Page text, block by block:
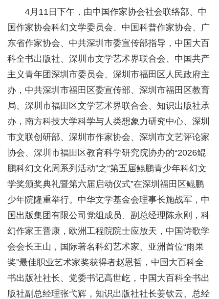
4月11日下午，由中国作家协会社会联络部、中
国作家协会科幻文学委员会、中国科普作家协会、广
东省作家协会、中共深圳市委宣传部指导，中国大百
科全书出版社、深圳市文学艺术界联合会、中国共产
主义青年团深圳市委员会、深圳市福田区人民政府主
办，中共深圳市福田区委宣传部、深圳市福田区教育
局、深圳市福田区文学艺术界联合会、知识出版社承
办，南方科技大学科学与人类想象力研究中心、深圳
市文联创研部、深圳市作家协会、深圳市文艺评论家
协会、深圳市福田区教育科学研究院协办的“2026鲲
鹏科幻文化周系列活动”之“第五届鲲鹏青少年科幻文
学奖颁奖典礼暨第六届启动仪式”在深圳福田区鲲鹏
少年院隆重举行。中华文学基金会理事长施战军，中
国出版集团有限公司党组成员、副总经理陈永刚，科
幻作家王晋康，欧洲工程院院士应放天，中国诗歌学
会会长王山，国际著名科幻艺术家、亚洲首位“雨果
奖”最佳职业艺术家奖获得者赵恩哲，中国大百科全
书出版社社长、党委书记高世屹，中国大百科全书出
版社副总经理张弋辉，知识出版社社长姜钦云、总经